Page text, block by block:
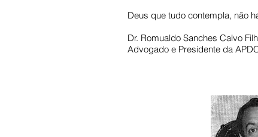
Deus que tudo contempla, não
Dr. Romualdo Sanches Calvo
Advogado e Presidente da